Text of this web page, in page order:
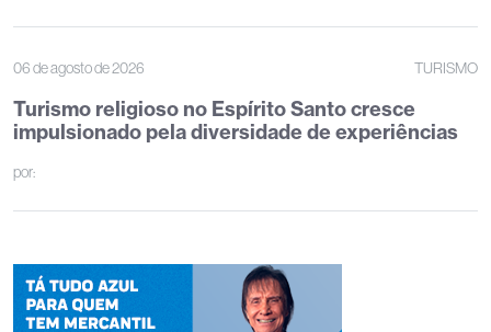
06 de agosto de 2026 TURISMO
Turismo religioso no Espírito Santo cresce
impulsionado pela diversidade de experiências
por: